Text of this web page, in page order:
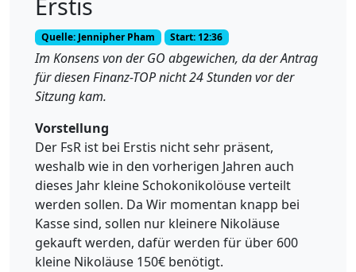
Quelle: Jennipher Pham Start: 12:36
Im Konsens von der GO abgewichen, da der Antrag
für diesen Finanz-TOP nicht 24 Stunden vor der
Sitzung kam.
Vorstellung
Der FsR ist bei Erstis nicht sehr präsent,
weshalb wie in den vorherigen Jahren auch
dieses Jahr kleine Schokonikolöuse verteilt
werden sollen. Da Wir momentan knapp bei
Kasse sind, sollen nur kleinere Nikoläuse
gekauft werden, dafür werden für über 600
kleine Nikoläuse 150€ benötigt.